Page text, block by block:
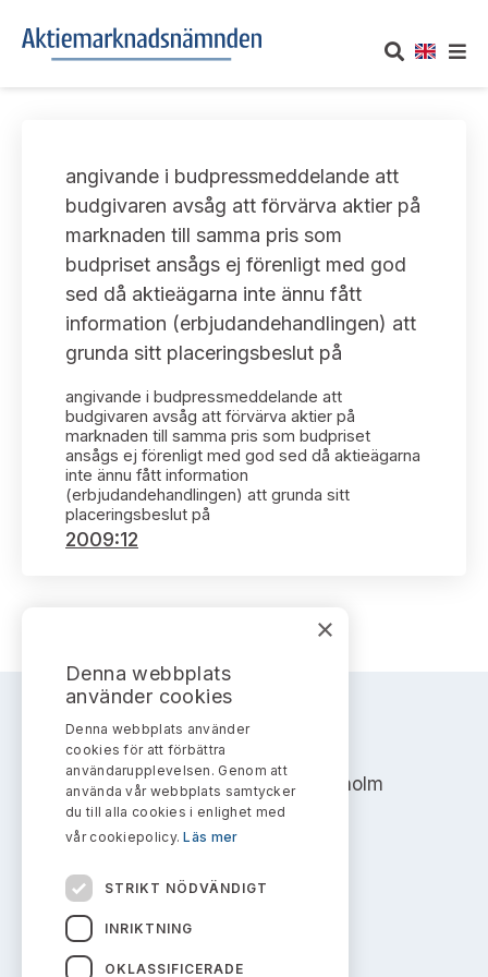
Om oss
Vårt uppdrag
Informationsgivning
Arbetssätt och jävsfrågor
Stadgar
Arbetsordning
Ledamöter
Publikationer och anföranden
UTTALANDEN
Om nämndens uttalanden
Framställningar och konsultation
Uttalanden sorterade efter publiceringsdatum
Samtliga uttalanden sorterade årsvis
Uttalanden sorterade ämnesvis
Sök uttalanden
TAKEOVER-REGLER
Takeover-regler för reglerade marknader och vissa
handelsplattformar
AKTUELLT
Prenumerera
Bildarkiv
KONTAKT
Kontakt angående ansökningar och uttalanden
Kontakt administrativa ärenden
angivande i budpressmeddelande att
budgivaren avsåg att förvärva aktier på
marknaden till samma pris som
budpriset ansågs ej förenligt med god
sed då aktieägarna inte ännu fått
information (erbjudandehandlingen) att
grunda sitt placeringsbeslut på
angivande i budpressmeddelande att
budgivaren avsåg att förvärva aktier på
marknaden till samma pris som budpriset
ansågs ej förenligt med god sed då aktieägarna
inte ännu fått information
(erbjudandehandlingen) att grunda sitt
placeringsbeslut på
2009:12
AKTIEMARKNADSNÄMNDEN
Address: Box 7354, 103 90 Stockholm
info@aktiemarknadsnamnden.se
Om innehållet
Om webbplatsen
×
Denna webbplats
använder cookies
Denna webbplats använder
cookies för att förbättra
användarupplevelsen. Genom att
använda vår webbplats samtycker
du till alla cookies i enlighet med
vår cookiepolicy.Läs mer
STRIKT NÖDVÄNDIGT
INRIKTNING
OKLASSIFICERADE